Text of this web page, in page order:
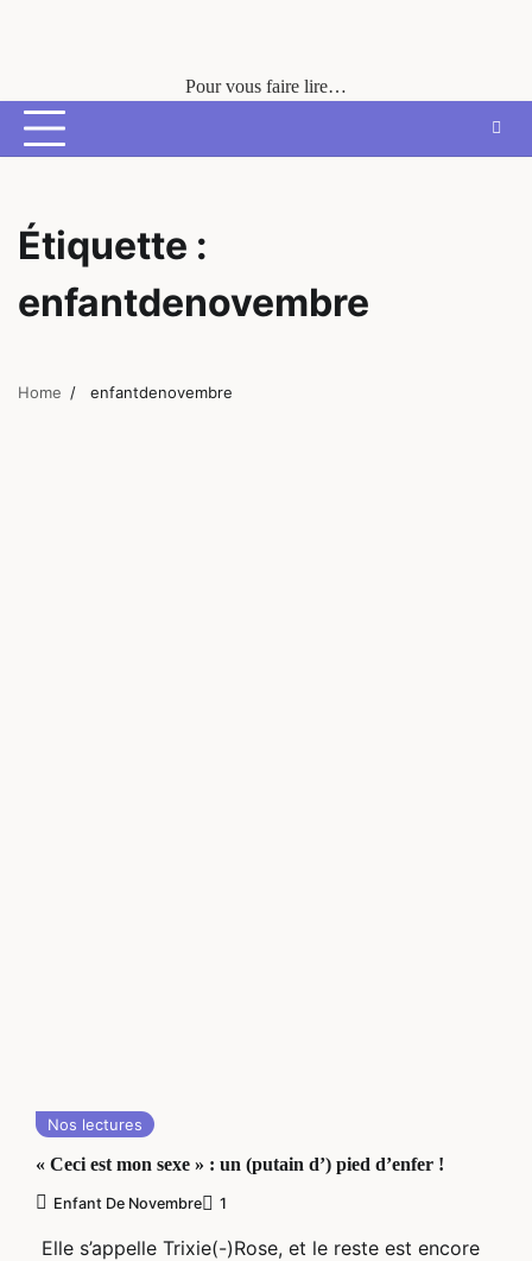
Pour vous faire lire…
Étiquette :
enfantdenovembre
Home enfantdenovembre
Nos lectures
« Ceci est mon sexe » : un (putain d’) pied d’enfer !
Enfant De Novembre 1
Elle s’appelle Trixie(-)Rose, et le reste est encore